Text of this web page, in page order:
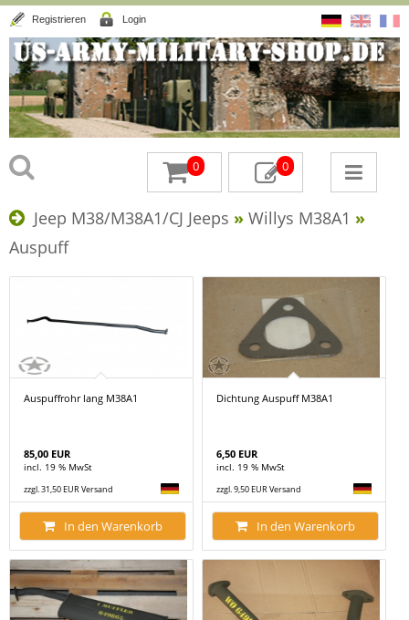
Registrieren Login
0 0
Jeep M38/M38A1/CJ Jeeps » Willys M38A1 »
Auspuff
Auspuffrohr lang M38A1
85,00 EUR
incl. 19 % MwSt
zzgl. 31,50 EUR Versand
In den Warenkorb
Dichtung Auspuff M38A1
6,50 EUR
incl. 19 % MwSt
zzgl. 9,50 EUR Versand
In den Warenkorb